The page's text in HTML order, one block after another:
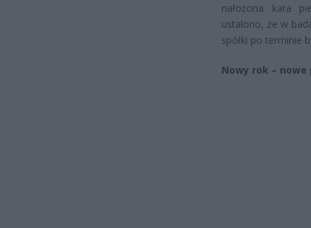
nałożona kara
ustalono, że w
spółki po terminie
Nowy rok – nowe